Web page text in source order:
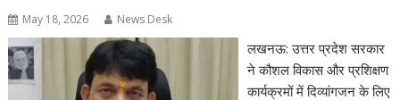
May 18, 2026 News Desk
लखनऊ: उत्तर प्रदेश सरकार
ने कौशल विकास और प्रशिक्षण
कार्यक्रमों में दिव्यांगजन के लिए